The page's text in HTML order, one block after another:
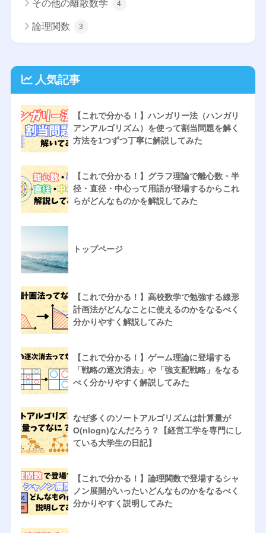
その他の離散数学 4
論理関数 3
人気記事
【これで分かる！】ハンガリー法（ハンガリ
アンアルゴリズム）を使って割当問題を解く
方法を1つずつ丁寧に解説してみた
【これで分かる！】グラフ理論で離心数・半
径・直径・中心って用語が登場するからこれ
らがどんなものかを解説してみた
トップページ
【これで分かる！】高校数学で勉強する線形
計画法がどんなことに使えるのかをなるべく
分かりやすく解説してみた
【これで分かる！】ゲーム理論に登場する
「戦略の逐次消去」や「強支配戦略」をなる
べく分かりやすく解説してみた
なぜ多くのソートアルゴリズムは計算量が
O(nlogn)なんだろう？【経営工学を専門にし
ている大学生の日記】
【これで分かる！】論理関数で登場するシャ
ノン展開がいったいどんなものかをなるべく
分かりやすく説明してみた